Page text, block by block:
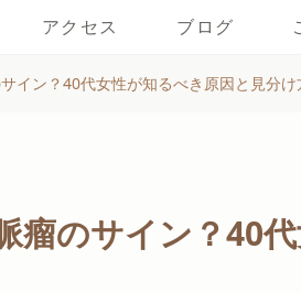
アクセス ブログ
イン？40代女性が知るべき原因と見分け
瘤のサイン？40